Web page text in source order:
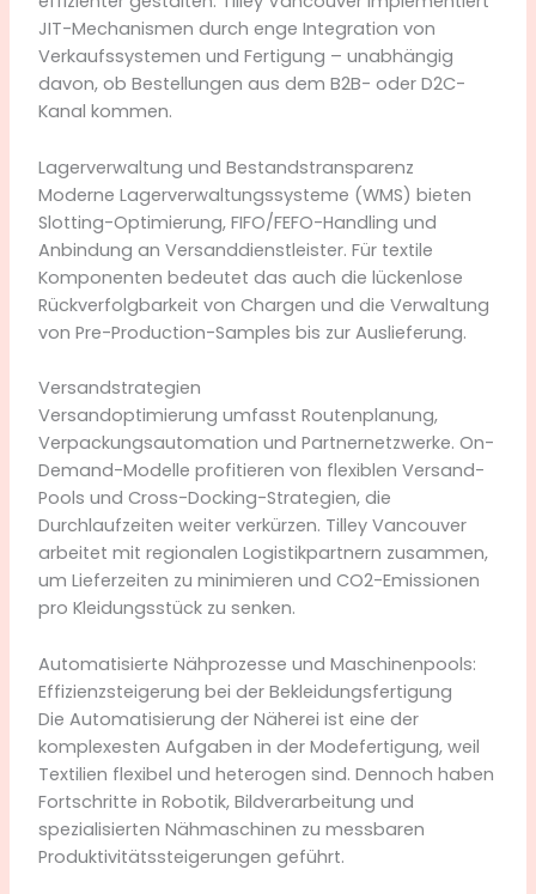
JIT-Mechanismen durch enge Integration von
Verkaufssystemen und Fertigung – unabhängig
davon, ob Bestellungen aus dem B2B- oder D2C-
Kanal kommen.
Lagerverwaltung und Bestandstransparenz
Moderne Lagerverwaltungssysteme (WMS) bieten
Slotting-Optimierung, FIFO/FEFO-Handling und
Anbindung an Versanddienstleister. Für textile
Komponenten bedeutet das auch die lückenlose
Rückverfolgbarkeit von Chargen und die Verwaltung
von Pre-Production-Samples bis zur Auslieferung.
Versandstrategien
Versandoptimierung umfasst Routenplanung,
Verpackungsautomation und Partnernetzwerke. On-
Demand-Modelle profitieren von flexiblen Versand-
Pools und Cross-Docking-Strategien, die
Durchlaufzeiten weiter verkürzen. Tilley Vancouver
arbeitet mit regionalen Logistikpartnern zusammen,
um Lieferzeiten zu minimieren und CO2-Emissionen
pro Kleidungsstück zu senken.
Automatisierte Nähprozesse und Maschinenpools:
Effizienzsteigerung bei der Bekleidungsfertigung
Die Automatisierung der Näherei ist eine der
komplexesten Aufgaben in der Modefertigung, weil
Textilien flexibel und heterogen sind. Dennoch haben
Fortschritte in Robotik, Bildverarbeitung und
spezialisierten Nähmaschinen zu messbaren
Produktivitätssteigerungen geführt.